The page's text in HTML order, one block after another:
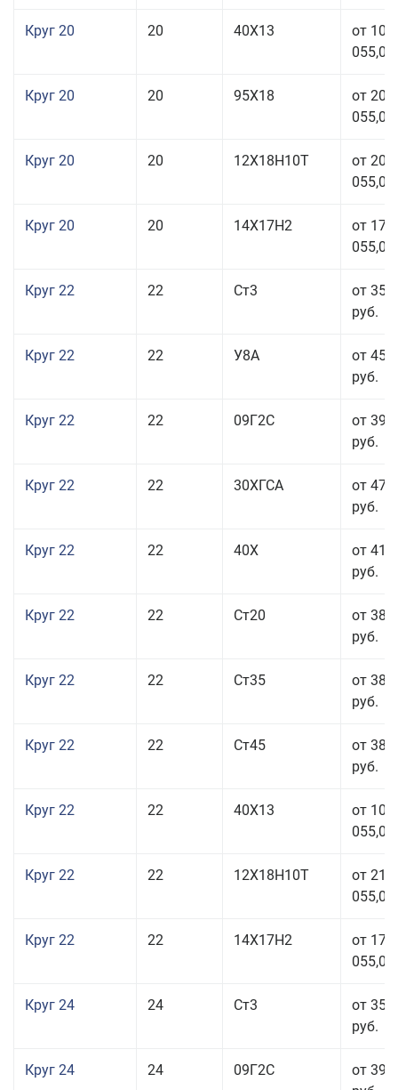
Круг 20 20 40Х13
от 103
055,00
Круг 20 20 95Х18
от 208
055,00
Круг 20 20 12Х18Н10Т
от 209
055,00
Круг 20 20 14Х17Н2
от 175
055,00
Круг 22 22 Ст3
от 35
руб.
Круг 22 22 У8А
от 45
руб.
Круг 22 22 09Г2С
от 39
руб.
Круг 22 22 30ХГСА
от 47
руб.
Круг 22 22 40Х
от 41
руб.
Круг 22 22 Ст20
от 38
руб.
Круг 22 22 Ст35
от 38
руб.
Круг 22 22 Ст45
от 38
руб.
Круг 22 22 40Х13
от 103
055,00
Круг 22 22 12Х18Н10Т
от 210
055,00
Круг 22 22 14Х17Н2
от 175
055,00
Круг 24 24 Ст3
от 35
руб.
Круг 24 24 09Г2С
от 39